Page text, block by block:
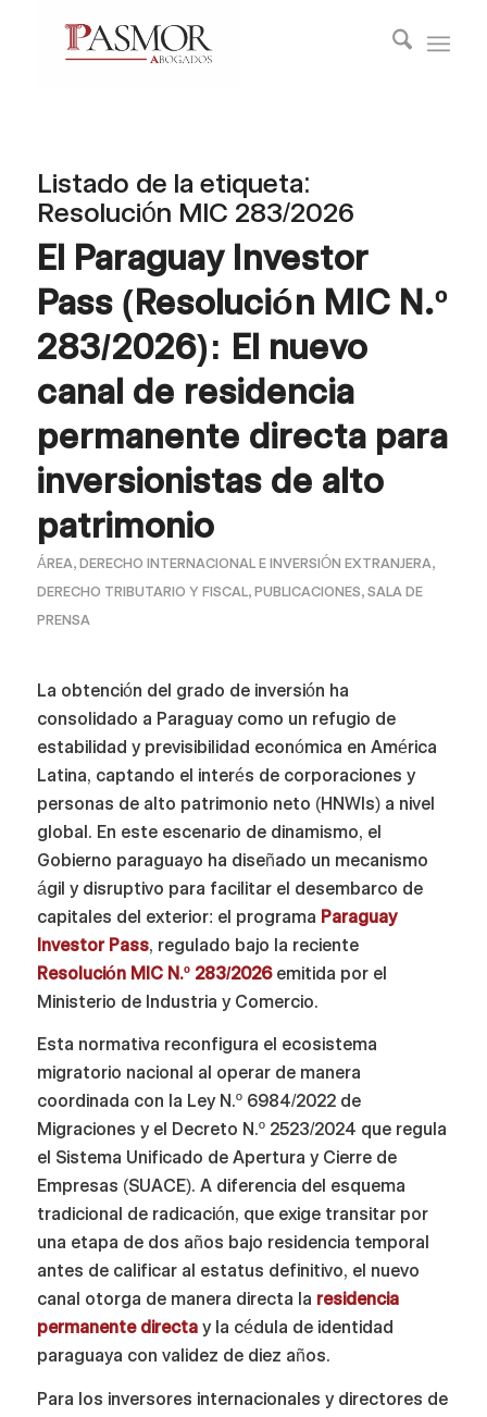
Listado de la etiqueta:
Resolución MIC 283/2026
El Paraguay Investor
Pass (Resolución MIC N.º
283/2026): El nuevo
canal de residencia
permanente directa para
inversionistas de alto
patrimonio
ÁREA, DERECHO INTERNACIONAL E INVERSIÓN EXTRANJERA,
DERECHO TRIBUTARIO Y FISCAL, PUBLICACIONES, SALA DE
PRENSA
La obtención del grado de inversión ha
consolidado a Paraguay como un refugio de
estabilidad y previsibilidad económica en América
Latina, captando el interés de corporaciones y
personas de alto patrimonio neto (HNWIs) a nivel
global. En este escenario de dinamismo, el
Gobierno paraguayo ha diseñado un mecanismo
ágil y disruptivo para facilitar el desembarco de
capitales del exterior: el programa Paraguay
Investor Pass, regulado bajo la reciente
Resolución MIC N.º 283/2026emitida por el
Ministerio de Industria y Comercio.
Esta normativa reconfigura el ecosistema
migratorio nacional al operar de manera
coordinada con la Ley N.º 6984/2022 de
Migraciones y el Decreto N.º 2523/2024 que regula
el Sistema Unificado de Apertura y Cierre de
Empresas (SUACE). A diferencia del esquema
tradicional de radicación, que exige transitar por
una etapa de dos años bajo residencia temporal
antes de calificar al estatus definitivo, el nuevo
canal otorga de manera directa la residencia
permanente directay la cédula de identidad
paraguaya con validez de diez años.
Para los inversores internacionales y directores de